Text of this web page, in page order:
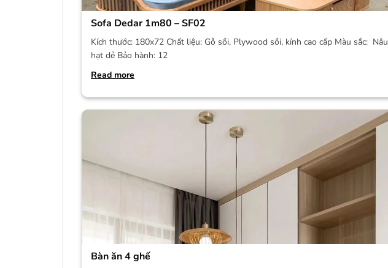
Sofa Dedar 1m80 – SF02
Kích thước: 180x72 Chất liệu: Gỗ sồi, Plywood sồi, kính cao cấp Màu sắc: Nâu
hạt dẻ Bảo hành: 12
Read more
Bàn ăn 4 ghế